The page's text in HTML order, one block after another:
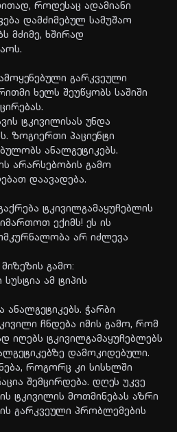
როდესაც ადამიანი
დამძიმებულ სამუშაო
მძიმე, ხშირად
გარკვეული
ხელს შეუწყობს საშიში
ტკივილისას უნდა
ზოგიერთი პაციენტი
ანალგეტიკებს.
არარსებობის გამო
დაავადება.
ტკივილგამაყუჩებლის
ექიმს! ეს ის
არ იძლევა
გამო:
ამ ტიპის
ანალგეტიკებს. ჭარბი
ჩნდება იმის გამო, რომ
იღებს ტკივილგამაყუჩებლებს
დამოკიდებული.
როგორც კი სისხლში
შემცირდება. დღეს უკვე
ტკივილის მოთმინებას აზრი
გარკვეული პრობლემების